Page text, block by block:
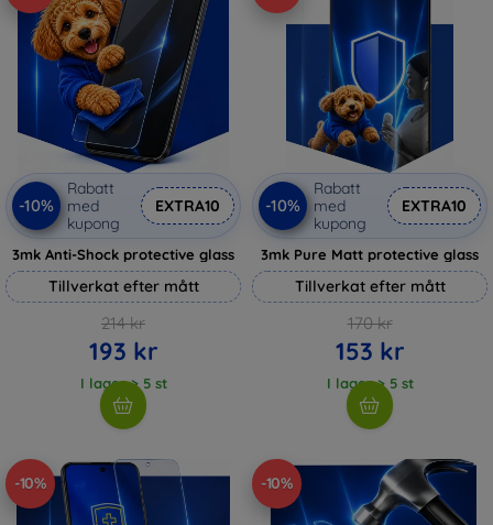
-10%
Rabatt
med
kupong
EXTRA10
3mk Anti-Shock protective glass
Tillverkat efter mått
214 kr
193 kr
I lager > 5 st
-10%
Rabatt
med
kupong
EXTRA10
3mk Pure Matt protective glass
Tillverkat efter mått
170 kr
153 kr
I lager > 5 st
-10% -10%